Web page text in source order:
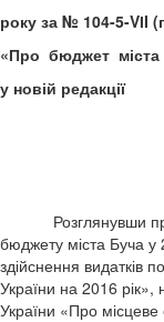
року за № 104-5-VІI
«Про бюджет міста
у новій редакції
Розглянувши
бюджету міста Буча у
здійснення видатків
України на 2016
України «Про